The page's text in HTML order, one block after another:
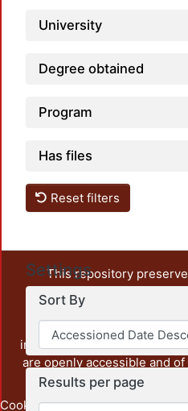
University
Degree obtained
Program
Has files
Reset filters
Settings
Sort By
Results per page
This repository
unrestricted open access,
output of UAM
administrative and
institution, as well as
are openly accessible and
Cookie Privacy End User